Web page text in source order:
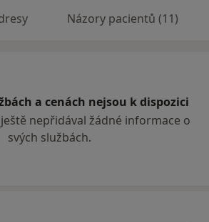
Názory pacientů (11)
a cenách nejsou k dispozici
nepřidával žádné informace o
svých službách.